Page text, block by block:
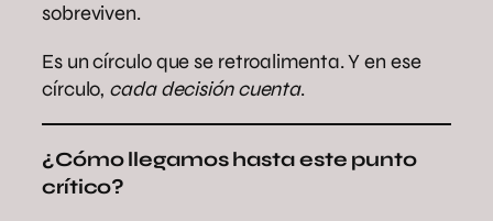
sobreviven.
Es un círculo que se retroalimenta. Y en ese
círculo, cada decisión cuenta.
¿Cómo llegamos hasta este punto
crítico?